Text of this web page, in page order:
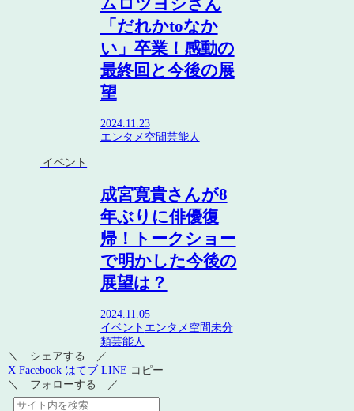
ムロツヨシさん
「だれかtoなか
い」卒業！感動の
最終回と今後の展
望
2024.11.23
エンタメ空間芸能人
イベント
成宮寛貴さんが8
年ぶりに俳優復
帰！トークショー
で明かした今後の
展望は？
2024.11.05
イベント エンタメ空間未分
類芸能人
＼ シェアする ／
X Facebook はてブ LINE コピー
＼ フォローする ／